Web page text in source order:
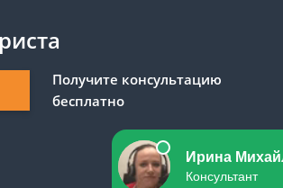
Получите консультацию
бесплатно